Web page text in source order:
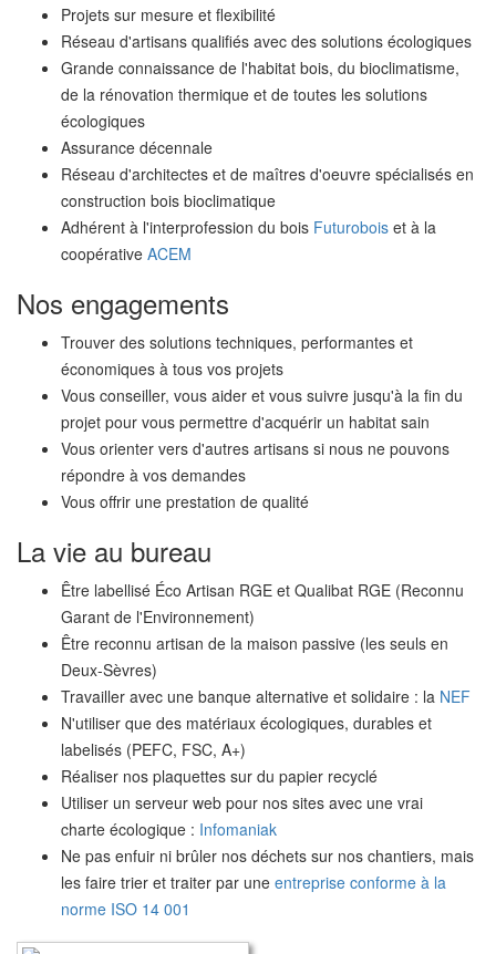
Projets sur mesure et flexibilité
Réseau d'artisans qualifiés avec des solutions écologiques
Grande connaissance de l'habitat bois, du bioclimatisme,
de la rénovation thermique et de toutes les solutions
écologiques
Assurance décennale
Réseau d'architectes et de maîtres d'oeuvre spécialisés en
construction bois bioclimatique
Adhérent à l'interprofession du bois Futurobois et à la
coopérative ACEM
Nos engagements
Trouver des solutions techniques, performantes et
économiques à tous vos projets
Vous conseiller, vous aider et vous suivre jusqu'à la fin du
projet pour vous permettre d'acquérir un habitat sain
Vous orienter vers d'autres artisans si nous ne pouvons
répondre à vos demandes
Vous offrir une prestation de qualité
La vie au bureau
Être labellisé Éco Artisan RGE et Qualibat RGE (Reconnu
Garant de l'Environnement)
Être reconnu artisan de la maison passive (les seuls en
Deux-Sèvres)
Travailler avec une banque alternative et solidaire : la NEF
N'utiliser que des matériaux écologiques, durables et
labelisés (PEFC, FSC, A+)
Réaliser nos plaquettes sur du papier recyclé
Utiliser un serveur web pour nos sites avec une vrai
charte écologique : Infomaniak
Ne pas enfuir ni brûler nos déchets sur nos chantiers, mais
les faire trier et traiter par une entreprise conforme à la
norme ISO 14 001